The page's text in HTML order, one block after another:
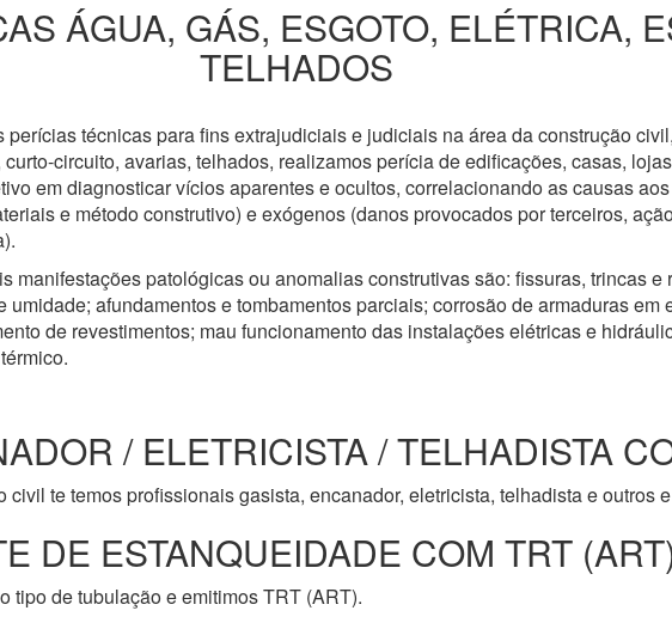
ÁGUA, GÁS, ESGOTO, ELÉTRICA,
TELHADOS
perícias técnicas para fins extrajudiciais e judiciais na área da construção
circuito, avarias, telhados, realizamos perícia de edificações, casas,
em diagnosticar vícios aparentes e ocultos, correlacionando as causas
e método construtivo) e exógenos (danos provocados por terceiros,
manifestações patológicas ou anomalias construtivas são: fissuras, trincas e
umidade; afundamentos e tombamentos parciais; corrosão de armaduras em
de revestimentos; mau funcionamento das instalações elétricas e
/ ELETRICISTA / TELHADISTA
te temos profissionais gasista, encanador, eletricista, telhadista e outros
DE ESTANQUEIDADE COM TRT
tipo de tubulação e emitimos TRT (ART).